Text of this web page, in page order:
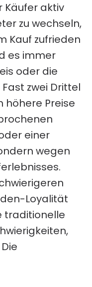
Käufer aktiv
zu wechseln,
Kauf zufrieden
es immer
oder die
zwei Drittel
höhere Preise
einer
wegen
Loyalität
traditionelle
Die